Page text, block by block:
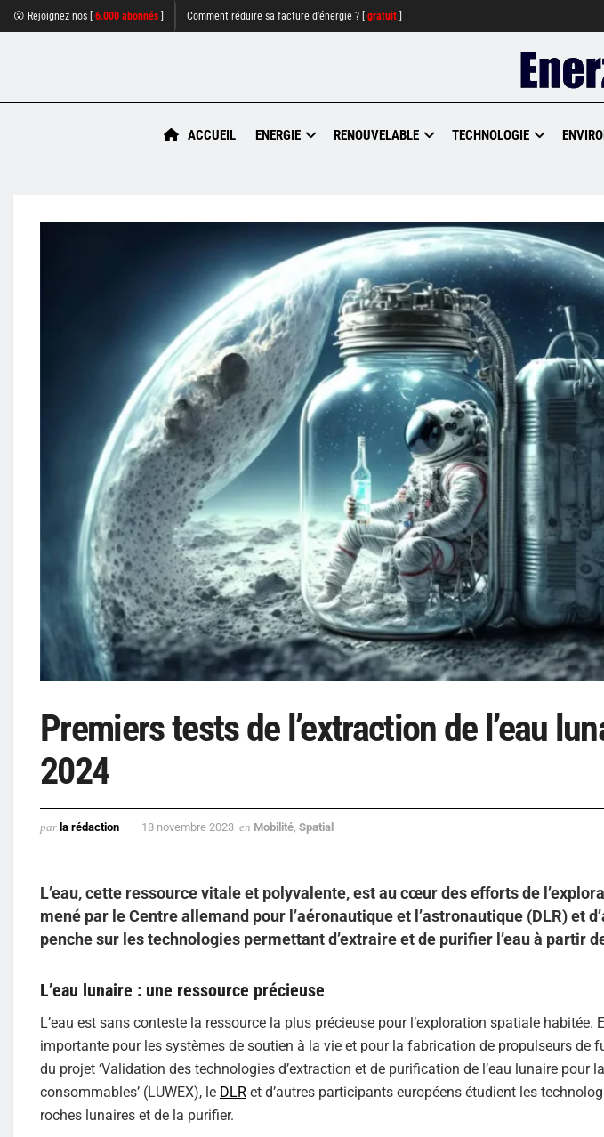
😮 Rejoignez nos [ 6.000 abonnés Comment réduire sa facture d'énergie ? [ gratuit
ACCUEIL ENERGIE RENOUVELABLE TECHNOLOGIE
Premiers tests de l’extraction de l’eau
2024
par la rédaction 18 novembre 2023 en Mobilité Spatial
L’eau, cette ressource vitale et polyvalente, est au cœur des efforts de
mené par le Centre allemand pour l’aéronautique et l’astronautique (DLR) et
penche sur les technologies permettant d’extraire et de purifier l’eau à partir
L’eau lunaire : une ressource précieuse
L’eau est sans conteste la ressource la plus précieuse pour l’exploration spatiale habitée.
importante pour les systèmes de soutien à la vie et pour la fabrication de propulseurs de
du projet ‘Validation des technologies d’extraction et de purification de l’eau lunaire pour
consommables’ (LUWEX), le DLR et d’autres participants européens étudient les
roches lunaires et de la purifier.